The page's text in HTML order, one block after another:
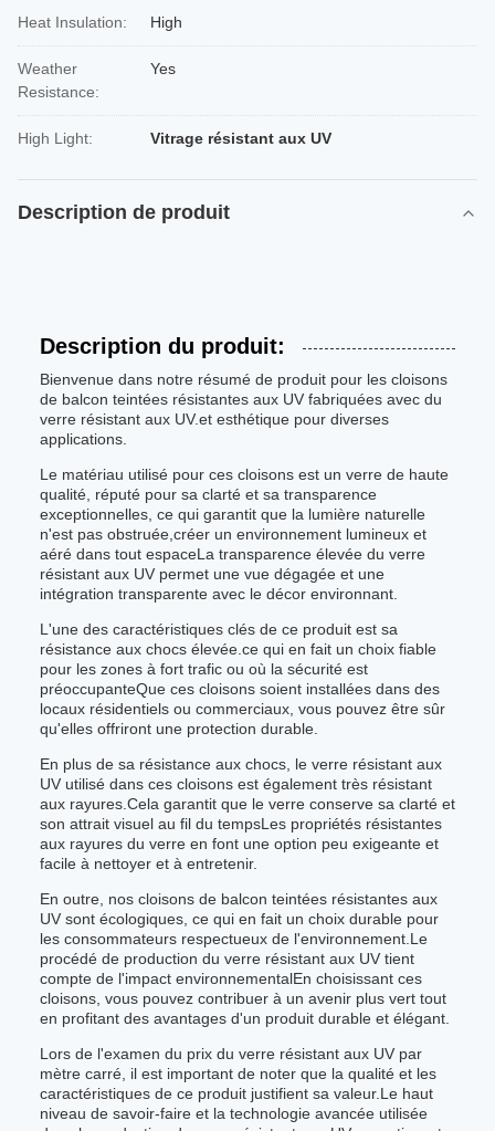
Heat Insulation: High
Weather
Resistance:
Yes
High Light: Vitrage résistant aux UV
Description de produit
Description du produit:
Bienvenue dans notre résumé de produit pour les cloisons
de balcon teintées résistantes aux UV fabriquées avec du
verre résistant aux UV.et esthétique pour diverses
applications.
Le matériau utilisé pour ces cloisons est un verre de haute
qualité, réputé pour sa clarté et sa transparence
exceptionnelles, ce qui garantit que la lumière naturelle
n'est pas obstruée,créer un environnement lumineux et
aéré dans tout espaceLa transparence élevée du verre
résistant aux UV permet une vue dégagée et une
intégration transparente avec le décor environnant.
L'une des caractéristiques clés de ce produit est sa
résistance aux chocs élevée.ce qui en fait un choix fiable
pour les zones à fort trafic ou où la sécurité est
préoccupanteQue ces cloisons soient installées dans des
locaux résidentiels ou commerciaux, vous pouvez être sûr
qu'elles offriront une protection durable.
En plus de sa résistance aux chocs, le verre résistant aux
UV utilisé dans ces cloisons est également très résistant
aux rayures.Cela garantit que le verre conserve sa clarté et
son attrait visuel au fil du tempsLes propriétés résistantes
aux rayures du verre en font une option peu exigeante et
facile à nettoyer et à entretenir.
En outre, nos cloisons de balcon teintées résistantes aux
UV sont écologiques, ce qui en fait un choix durable pour
les consommateurs respectueux de l'environnement.Le
procédé de production du verre résistant aux UV tient
compte de l'impact environnementalEn choisissant ces
cloisons, vous pouvez contribuer à un avenir plus vert tout
en profitant des avantages d'un produit durable et élégant.
Lors de l'examen du prix du verre résistant aux UV par
mètre carré, il est important de noter que la qualité et les
caractéristiques de ce produit justifient sa valeur.Le haut
niveau de savoir-faire et la technologie avancée utilisée